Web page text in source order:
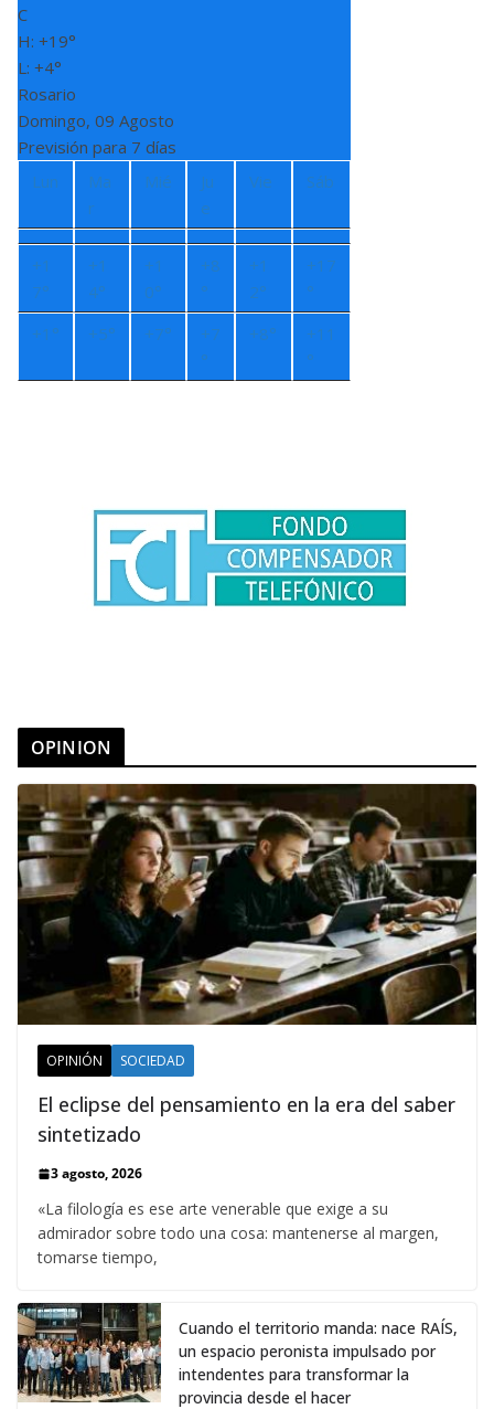
C
H: +19°
L: +4°
Rosario
Domingo, 09 Agosto
Previsión para 7 días
Lun
Ma
r
Mié
Ju
e
Vie Sáb
+1
7°
+1
4°
+1
0°
+8
°
+1
2°
+17
°
+1° +5° +7° +7
°
+8° +11
°
OPINION
OPINIÓN SOCIEDAD
El eclipse del pensamiento en la era del saber
sintetizado
3 agosto, 2026
«La filología es ese arte venerable que exige a su
admirador sobre todo una cosa: mantenerse al margen,
tomarse tiempo,
Cuando el territorio manda: nace RAÍS,
un espacio peronista impulsado por
intendentes para transformar la
provincia desde el hacer